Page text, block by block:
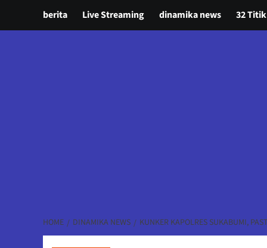
berita Live Streaming dinamika news 32 Titik
HOME DINAMIKA NEWS KUNKER KAPOLRES SUKABUMI,